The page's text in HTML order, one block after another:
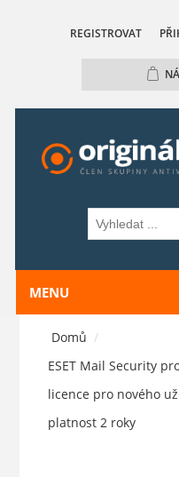
REGISTROVAT
MENU
Domů /
ESET Mail Security
licence pro nového
platnost 2 roky